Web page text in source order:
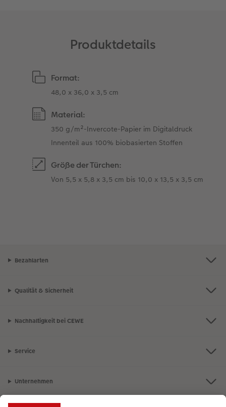
Produktdetails
Format:
48,0 x 36,0 x 3,5 cm
Material:
350 g/m²-Invercote-Papier im Digitaldruck
Innenteil aus 100% biobasierten Stoffen
Größe der Türchen:
Von 5,5 x 5,8 x 3,5 cm bis 10,0 x 13,5 x 3,5 cm
Bezahlarten
Qualität & Sicherheit
Nachhaltigkeit bei CEWE
Service
Unternehmen